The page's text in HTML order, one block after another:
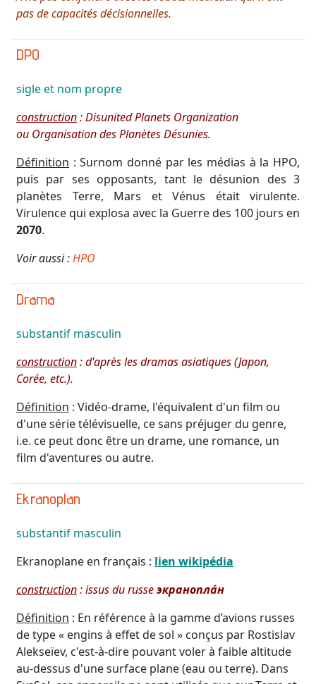
pas de capacités décisionnelles.
DPO
sigle et nom propre
construction: Disunited Planets Organization
ou Organisation des Planètes Désunies.
Définition : Surnom donné par les médias à la HPO,
puis par ses opposants, tant le désunion des 3
planètes Terre, Mars et Vénus était virulente.
Virulence qui explosa avec la Guerre des 100 jours en
2070.
Voir aussi :HPO
Drama
substantif masculin
construction:d'après les dramas asiatiques (Japon,
Corée, etc.).
Définition : Vidéo-drame, l'équivalent d'un film ou
d'une série télévisuelle, ce sans préjuger du genre,
i.e. ce peut donc être un drame, une romance, un
film d'aventures ou autre.
Ekranoplan
substantif masculin
Ekranoplane en français : lien wikipédia
construction: issus du russeэкранопла́н
Définition : En référence à la gamme d’avions russes
de type « engins à effet de sol » conçus par Rostislav
Alekseïev, c'est-à-dire pouvant voler à faible altitude
au-dessus d'une surface plane (eau ou terre). Dans